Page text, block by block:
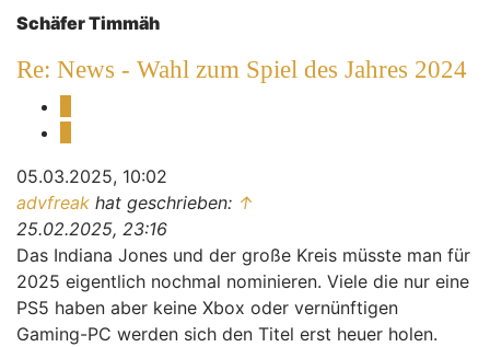
Schäfer Timmäh
Re: News - Wahl zum Spiel des Jahres 2024
05.03.2025, 10:02
advfreak hat geschrieben: ↑
25.02.2025, 23:16
Das Indiana Jones und der große Kreis müsste man für
2025 eigentlich nochmal nominieren. Viele die nur eine
PS5 haben aber keine Xbox oder vernünftigen
Gaming-PC werden sich den Titel erst heuer holen.